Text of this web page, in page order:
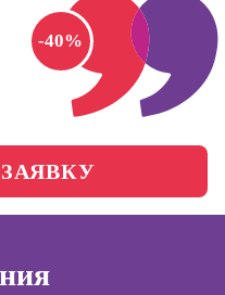
Профессия
Менеджер по
маркетингу в
социальных
сетях (SMM-
менеджер)
Профессия
-40%